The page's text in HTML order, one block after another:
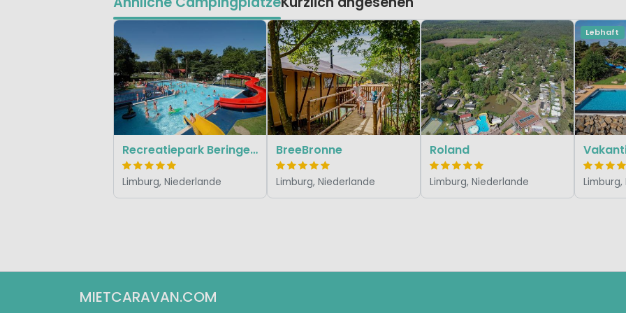
Recreatiepark Beringerzand
Limburg, Niederlande
BreeBronne
Limburg, Niederlande
Roland
Limburg, Niederlande
Lebhaft
MIETCARAVAN.COM